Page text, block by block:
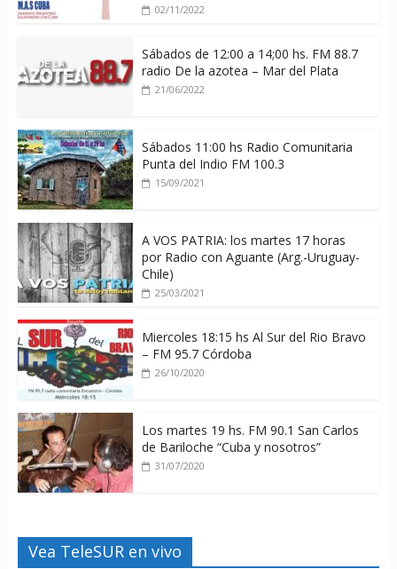
02/11/2022
Sábados de 12:00 a 14;00 hs. FM 88.7
radio De la azotea – Mar del Plata
21/06/2022
Sábados 11:00 hs Radio Comunitaria
Punta del Indio FM 100.3
15/09/2021
A VOS PATRIA: los martes 17 horas
por Radio con Aguante (Arg.-Uruguay-
Chile)
25/03/2021
Miercoles 18:15 hs Al Sur del Rio Bravo
– FM 95.7 Córdoba
26/10/2020
Los martes 19 hs. FM 90.1 San Carlos
de Bariloche “Cuba y nosotros”
31/07/2020
Vea TeleSUR en vivo